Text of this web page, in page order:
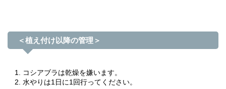
＜植え付け以降の管理＞
コシアブラは乾燥を嫌います。
水やりは1日に1回行ってください。